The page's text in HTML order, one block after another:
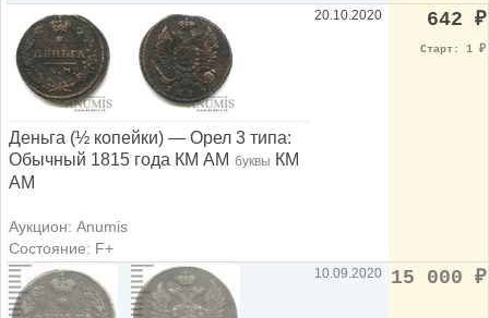
Деньга (½ копейки) — Орел 3 типа:
Обычный 1815 года КМ АМ буквы КМ
АМ
Аукцион: Anumis
Состояние: F+
20.10.2020 642 ₽
Старт: 1 ₽
10.09.2020 15 000 ₽